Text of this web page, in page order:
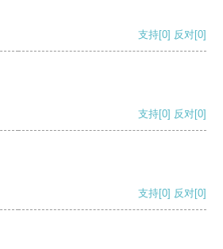
支持[0] 反对[0]
支持[0] 反对[0]
支持[0] 反对[0]